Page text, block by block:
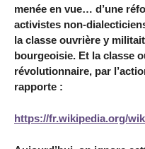
menée en vue… d’une
activistes non-
la classe ouvrière y
bourgeoisie. Et la classe
révolutionnaire, par
rapporte :
https://fr.wikipedia.org/